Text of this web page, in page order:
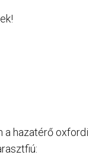
a hazatérő oxfordi